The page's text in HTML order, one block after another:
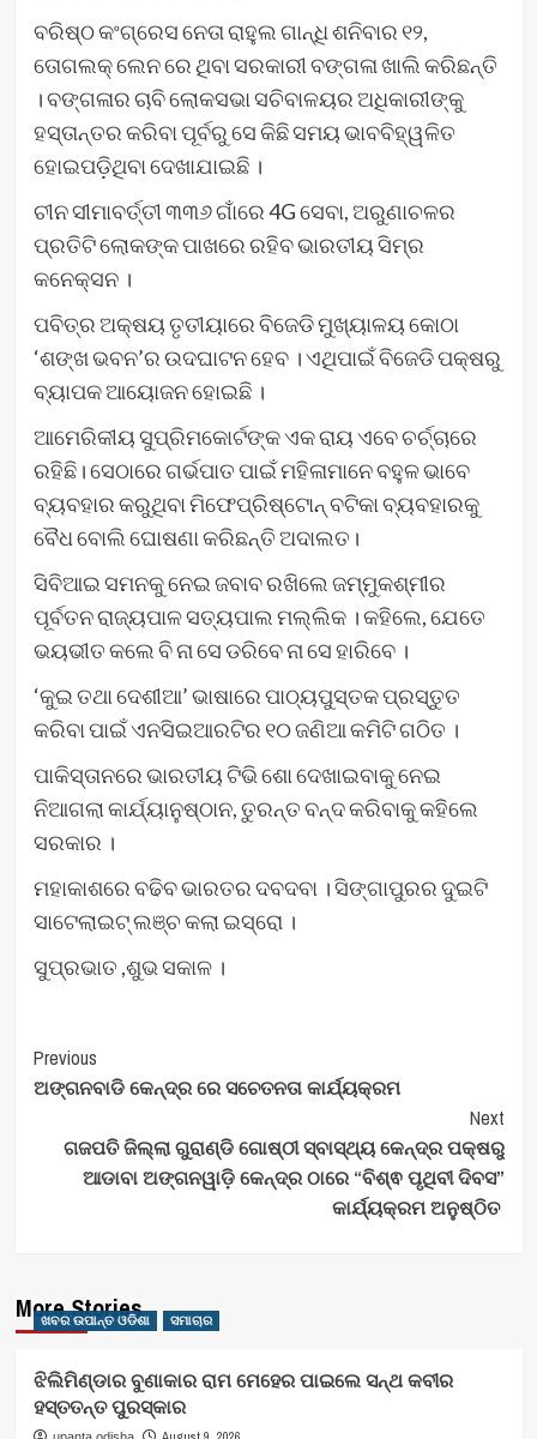
ବରିଷ୍ଠ କଂଗ୍ରେସ ନେତା ରାହୁଲ ଗାନ୍ଧି ଶନିବାର ୧୨,
ତୋଗଲକ୍ ଲେନ ରେ ଥିବା ସରକାରୀ ବଙ୍ଗଳା ଖାଲି କରିଛନ୍ତି
। ବଙ୍ଗଳାର ଚାବି ଲୋକସଭା ସଚିବାଳୟର ଅଧିକାରୀଙ୍କୁ
ହସ୍ତାନ୍ତର କରିବା ପୂର୍ବରୁ ସେ କିଛି ସମୟ ଭାବବିହ୍ୱଳିତ
ହୋଇପଡ଼ିଥିବା ଦେଖାଯାଇଛି ।
ଚୀନ ସୀମାବର୍ତ୍ତୀ ୩୩୬ ଗାଁରେ 4G ସେବା, ଅରୁଣାଚଳର
ପ୍ରତିଟି ଲୋକଙ୍କ ପାଖରେ ରହିବ ଭାରତୀୟ ସିମ୍‌ର
କନେକ୍ସନ ।
ପବିତ୍ର ଅକ୍ଷୟ ତୃତୀୟାରେ ବିଜେଡି ମୁଖ୍ୟାଳୟ କୋଠା
‘ଶଙ୍ଖ ଭବନ’ର ଉଦଘାଟନ ହେବ । ଏଥିପାଇଁ ବିଜେଡି ପକ୍ଷରୁ
ବ୍ୟାପକ ଆୟୋଜନ ହୋଇଛି ।
ଆମେରିକୀୟ ସୁପ୍ରିମକୋର୍ଟଙ୍କ ଏକ ରାୟ ଏବେ ଚର୍ଚ୍ଚାରେ
ରହିଛି। ‌ସେଠାରେ ଗର୍ଭପାତ ପାଇଁ ମହିଳାମାନେ ବହୁଳ ଭାବେ
ବ୍ୟବହାର କରୁଥିବା ମିଫେପ୍ରିଷ୍ଟୋନ୍ ବଟିକା ବ୍ୟବହାରକୁ
ବୈଧ ବୋଲି ଘୋଷଣା କରିଛନ୍ତି ଅଦାଲତ।
ସିବିଆଇ ସମନକୁ ନେଇ ଜବାବ ରଖିଲେ ଜମ୍ମୁକଶ୍ମୀର
ପୂର୍ବତନ ରାଜ୍ୟପାଳ ସତ୍ୟପାଲ ମଲ୍ଲିକ । କହିଲେ, ଯେତେ
ଭୟଭୀତ କଲେ ବି ନା ସେ ଡରିବେ ନା ସେ ହାରିବେ ।
‘କୁଇ ତଥା ଦେଶୀଆ’ ଭାଷାରେ ପାଠ୍ୟପୁସ୍ତକ ପ୍ରସ୍ତୁତ
କରିବା ପାଇଁ ଏନସିଇଆରଟିର ୧୦ ଜଣିଆ କମିଟି ଗଠିତ ।
ପାକିସ୍ତାନରେ ଭାରତୀୟ ଟିଭି ଶୋ ଦେଖାଇବାକୁ ନେଇ
ନିଆଗଲା କାର୍ଯ୍ୟାନୁଷ୍ଠାନ, ତୁରନ୍ତ ବନ୍ଦ କରିବାକୁ କହିଲେ
ସରକାର ।
ମହାକାଶରେ ବଢିବ ଭାରତର ଦବଦବା । ସିଙ୍ଗାପୁରର ଦୁଇଟି
ସାଟେଲାଇଟ୍ ଲଞ୍ଚ କଲା ଇସ୍ରୋ ।
ସୁପ୍ରଭାତ ,ଶୁଭ ସକାଳ ।
Post
Navigation
Previous
ଅଙ୍ଗନବାଡି କେନ୍ଦ୍ର ରେ ସଚେତନତା କାର୍ଯ୍ୟକ୍ରମ
Next
ଗଜପତି ଜିଲ୍ଲା ଗୁରାଣ୍ଡି ଗୋଷ୍ଠୀ ସ୍ବାସ୍ଥ୍ୟ କେନ୍ଦ୍ର ପକ୍ଷରୁ
ଆଡାବା ଅଙ୍ଗନୱାଡ଼ି କେନ୍ଦ୍ର ଠାରେ “ବିଶ୍ଵ ପୃଥିବୀ ଦିବସ”
କାର୍ଯ୍ୟକ୍ରମ ଅନୁଷ୍ଠିତ
More Stories
ଖବର ଉପାନ୍ତ ଓଡିଶା ସମାଚାର
ଝିଲିମିଣ୍ଡାର ବୁଣାକାର ରାମ ମେହେର ପାଇଲେ ସନ୍ଥ କବୀର
ହସ୍ତତନ୍ତ ପୁରସ୍କାର